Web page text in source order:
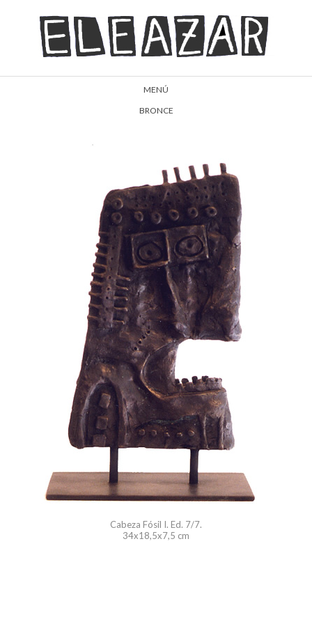
MENÚ
BRONCE
Cabeza Fósil I. Ed. 7/7.
34x18,5x7,5 cm